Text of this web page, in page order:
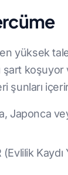
yüksek
şart
şunları
Japonca
Kaydı